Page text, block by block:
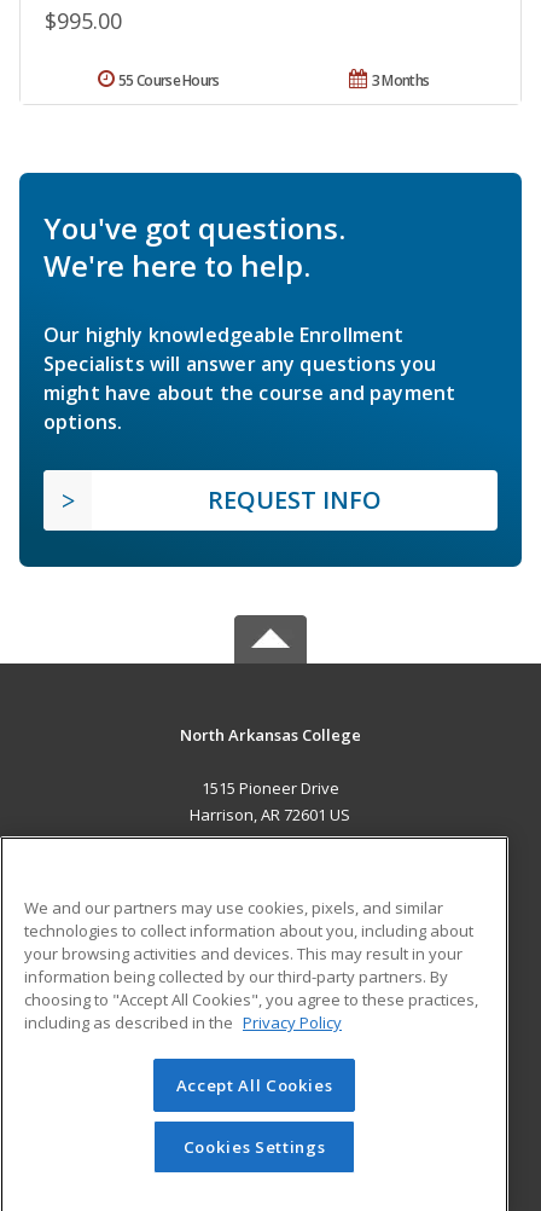
$995.00
3 Months
55 Course Hours
You've got questions.
We're here to help.
Our highly knowledgeable Enrollment
Specialists will answer any questions you
might have about the course and payment
options.
REQUEST INFO
North Arkansas College
1515 Pioneer Drive
Harrison, AR 72601 US
ADDITIONAL RESOURCES
Military
Financial Assistance
Help
Student Blog
© 2026 ed2go, a division of Cengage Learning. All rights
reserved. The material on this site cannot be reproduced or
redistributed unless you have obtained prior written
permission from Cengage Learning.Privacy Policy
We and our partners may use cookies, pixels, and similar
technologies to collect information about you, including about
your browsing activities and devices. This may result in your
information being collected by our third-party partners. By
choosing to "Accept All Cookies", you agree to these practices,
including as described in the Privacy Policy
Accept All Cookies
Cookies Settings